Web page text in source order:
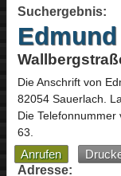
Suchergebnis:
Die Anschrift von
82054 Sauerlach.
Die
63.
Anrufen
Adresse: